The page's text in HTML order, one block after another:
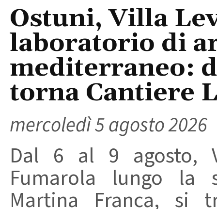
Ostuni, Villa
laboratorio di
mediterraneo:
torna Cantiere
mercoledì 5 agosto 2026
Dal 6 al 9 agosto,
Fumarola lungo la
Martina Franca, si